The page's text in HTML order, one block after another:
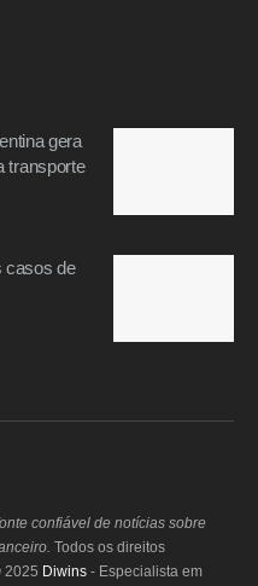
gera
transporte
casos de
confiável de notícias sobre
Todos os direitos
2025 Diwins - Especialista em